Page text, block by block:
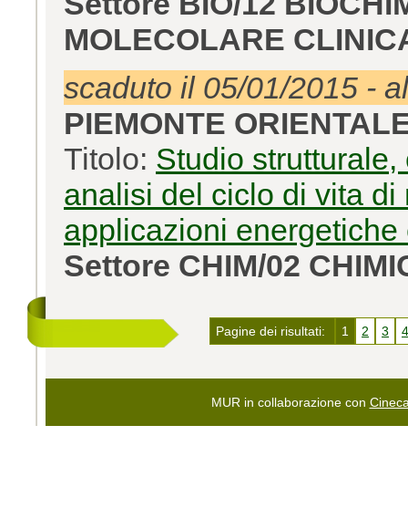
MOLECOLARE
scaduto il 05/01/2015 -
PIEMONTE
Titolo: Studio
analisi del ciclo di vita
applicazioni
Settore CHIM/02
Pagine dei risultati: 1 2 3 4
MUR in collaborazione con